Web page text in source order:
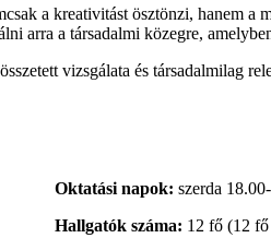
a kreativitást ösztönzi, hanem
arra a társadalmi közegre,
vizsgálata és társadalmilag
Oktatási napok: szerda
Hallgatók száma: 12 fő (12